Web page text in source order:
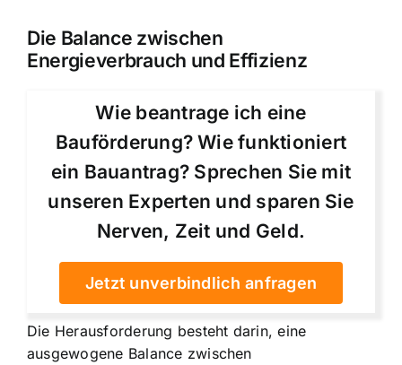
Die Balance zwischen
Energieverbrauch und Effizienz
Wie beantrage ich eine
Bauförderung? Wie funktioniert
ein Bauantrag? Sprechen Sie mit
unseren Experten und sparen Sie
Nerven, Zeit und Geld.
Jetzt unverbindlich anfragen
Die Herausforderung besteht darin, eine
ausgewogene Balance zwischen